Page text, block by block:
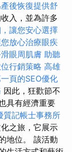
後恢復提供舒
入，並為許多
讓您安心選擇
放心治療眼疾
眼周肌膚 助聽
行銷策略 高雄
頁的SEO優化
因此，狂歡節不
具有經濟重要
質記帳士事務所
之旅，它展示
地位。 該活動